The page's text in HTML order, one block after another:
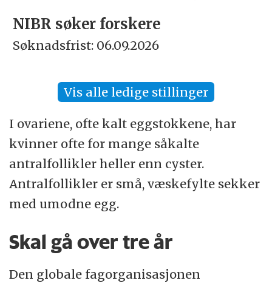
NIBR søker forskere
Søknadsfrist: 06.09.2026
Vis alle ledige stillinger
I ovariene, ofte kalt eggstokkene, har
kvinner ofte for mange såkalte
antralfollikler heller enn cyster.
Antralfollikler er små, væskefylte sekker
med umodne egg.
Skal gå over tre år
Den globale fagorganisasjonen